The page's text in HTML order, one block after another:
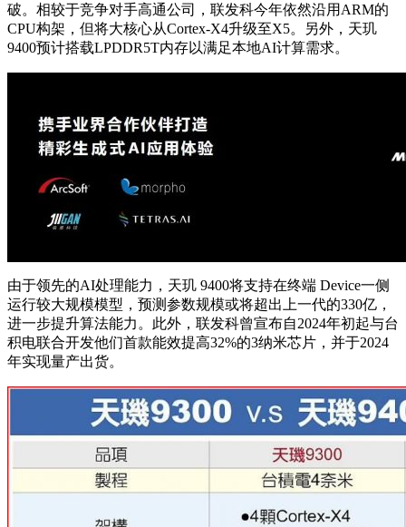
破。相较于竞争对手高通公司，联发科今年依然沿用ARM的
CPU构架，但将大核心从Cortex-X4升级至X5。另外，天玑
9400预计搭载LPDDR5T内存以满足本地AI计算需求。
由于领先的AI处理能力，天玑 9400将支持在终端 Device一侧
运行较大规模模型，预测参数规模或将超出上一代的330亿，
进一步提升算法能力。此外，联发科曾宣布自2024年初起与台
积电联合开发他们首款能效提高32%的3纳米芯片，并于2024
年实现量产出货。